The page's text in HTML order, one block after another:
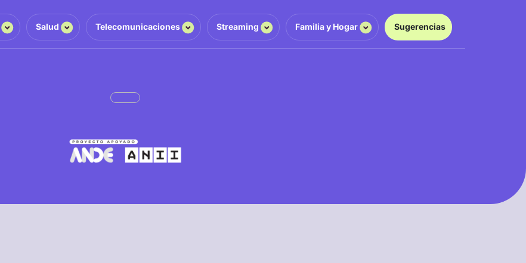
Salud Telecomunicaciones Streaming Familia y Hogar Sugerencias